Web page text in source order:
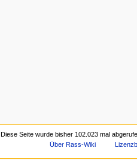
Diese Seite wurde bisher 102.023 mal
Über Rass-Wiki